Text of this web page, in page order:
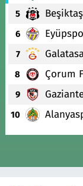
5 Beşiktaş
6
7
8 Çorum
9
10